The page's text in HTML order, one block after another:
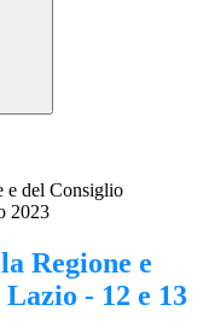
e del Consiglio
2023
Regione e
- 12 e 13